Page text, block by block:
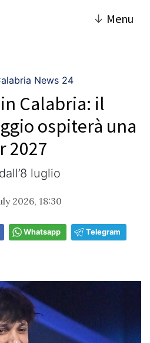
↓ Menu
News 24
Calabria: il
ospiterà una
2027
luglio
2026, 18:30
Whatsapp Telegram